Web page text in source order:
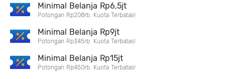
Minimal Belanja Rp6,5jt
Potongan Rp208rb. Kuota Terbatas!
Minimal Belanja Rp9jt
Potongan Rp345rb. Kuota Terbatas!
Minimal Belanja Rp15jt
Potongan Rp450rb. Kuota Terbatas!